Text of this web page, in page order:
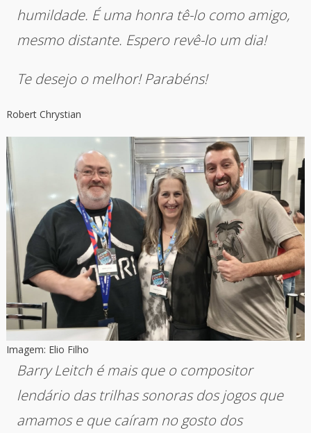
humildade. É uma honra tê-lo como amigo,
mesmo distante. Espero revê-lo um dia!
Te desejo o melhor! Parabéns!
Robert Chrystian
Imagem: Elio Filho
Barry Leitch é mais que o compositor
lendário das trilhas sonoras dos jogos que
amamos e que caíram no gosto dos